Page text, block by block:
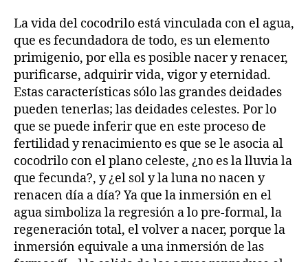
La vida del cocodrilo está vinculada con el agua,
que es fecundadora de todo, es un elemento
primigenio, por ella es posible nacer y renacer,
purificarse, adquirir vida, vigor y eternidad.
Estas características sólo las grandes deidades
pueden tenerlas; las deidades celestes. Por lo
que se puede inferir que en este proceso de
fertilidad y renacimiento es que se le asocia al
cocodrilo con el plano celeste, ¿no es la lluvia la
que fecunda?, y ¿el sol y la luna no nacen y
renacen día a día? Ya que la inmersión en el
agua simboliza la regresión a lo pre-formal, la
regeneración total, el volver a nacer, porque la
inmersión equivale a una inmersión de las